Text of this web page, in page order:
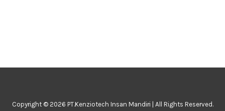
Copyright © 2026 PT.Kenziotech Insan Mandiri | All Rights Reserved.